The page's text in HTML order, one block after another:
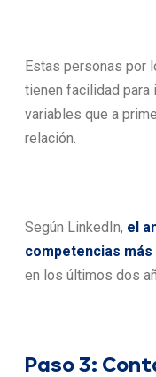
Estas personas por
tienen facilidad para
variables que a
relación.
Según LinkedIn, el
competencias
en los últimos dos
Paso 3: